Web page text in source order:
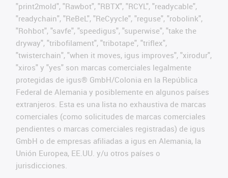
"print2mold", "Rawbot", "RBTX", "RCYL", "readycable",
"readychain", "ReBeL", "ReCyycle", "reguse", "robolink",
"Rohbot", "savfe", "speedigus", "superwise", "take the
dryway", "tribofilament", "tribotape", "triflex",
"twisterchain", "when it moves, igus improves", "xirodur",
"xiros" y "yes" son marcas comerciales legalmente
protegidas de igus® GmbH/Colonia en la República
Federal de Alemania y posiblemente en algunos países
extranjeros. Esta es una lista no exhaustiva de marcas
comerciales (como solicitudes de marcas comerciales
pendientes o marcas comerciales registradas) de igus
GmbH o de empresas afiliadas a igus en Alemania, la
Unión Europea, EE.UU. y/u otros países o
jurisdicciones.